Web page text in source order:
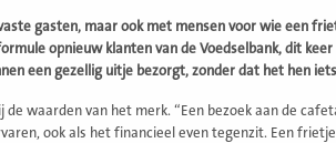
gasten, maar ook met mensen voor wie een
opnieuw klanten van de Voedselbank, dit keer
een gezellig uitje bezorgt, zonder dat het hen
waarden van het merk. “Een bezoek aan de
ook als het financieel even tegenzit. Een